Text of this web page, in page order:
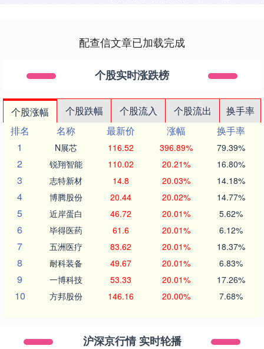
配查信文章已加载完成
个股实时涨跌榜
个股涨幅 个股跌幅 个股流入 个股流出
换手率
排名
名称 最新价 涨幅
换手率
1
N展芯 116.52 396.89% 79.39%
2 锐翔智能 110.02 20.21% 16.80%
3 志特新材 14.8 20.03% 14.18%
4 博腾股份 20.44 20.02% 14.77%
5 近岸蛋白 46.72 20.01% 5.62%
6 毕得医药 61.6 20.01% 6.12%
7 五洲医疗 83.62 20.01% 18.37%
8 耐科装备 49.67 20.01% 6.83%
9 一博科技 53.33 20.01% 17.26%
10 方邦股份 146.16 20.00% 7.68%
沪深京行情 实时轮播